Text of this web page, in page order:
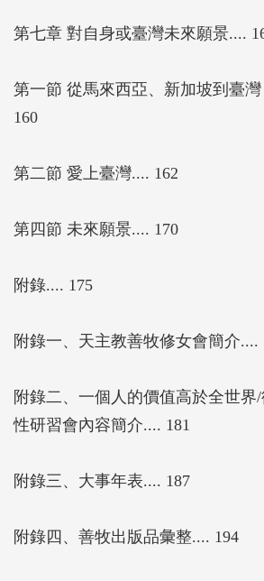
第七章 對自身或臺灣未來願景....
第一節 從馬來西亞、新加坡到臺
160
第二節 愛上臺灣.... 162
第四節 未來願景.... 170
附錄.... 175
附錄一、天主教善牧修女會簡介....
附錄二、一個人的價值高於全世界
性研習會內容簡介.... 181
附錄三、大事年表.... 187
附錄四、善牧出版品彙整.... 194